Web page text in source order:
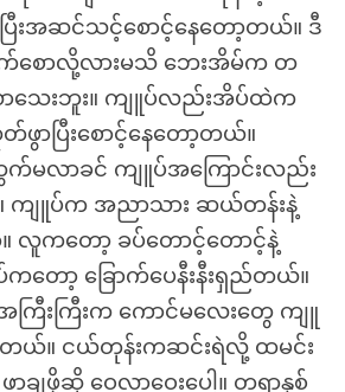
းအဆင်သင့်စောင့်နေတော့တယ်။ ဒီ
က်စောလို့လားမသိ ဘေးအိမ်က တ
သေးဘူး။ ကျူပ်လည်းအိပ်ထဲက
ပြီးစောင့်နေတော့တယ်။
မလာခင် ကျူပ်အကြောင်းလည်း
။ ကျူပ်က အညာသား ဆယ်တန်းနဲ့
ာ။ လူကတော့ ခပ်တောင့်တောင့်နဲ့
ော့ ခြောက်ပေနီးနီးရှည်တယ်။
အကြီးကြီးက ကောင်မလေးတွေ ကျူ
တယ်။ ငယ်တုန်းကဆင်းရဲလို့ ထမင်း
ာချဖို့ဆို ဝေလာဝေးပေါ့။ တရာနှစ်